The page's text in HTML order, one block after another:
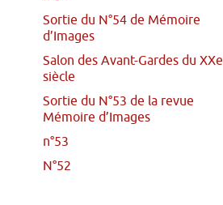
Sortie du N°54 de Mémoire
d’Images
Salon des Avant-Gardes du XXe
siècle
Sortie du N°53 de la revue
Mémoire d’Images
n°53
N°52